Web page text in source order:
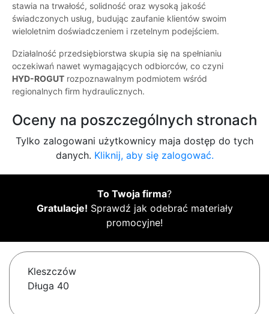
stawia na trwałość, solidność oraz wysoką jakość
świadczonych usług, budując zaufanie klientów swoim
wieloletnim doświadczeniem i rzetelnym podejściem.
Działalność przedsiębiorstwa skupia się na spełnianiu
oczekiwań nawet wymagających odbiorców, co czyni
HYD-ROGUT rozpoznawalnym podmiotem wśród
regionalnych firm hydraulicznych.
Oceny na poszczególnych stronach
Tylko zalogowani użytkownicy maja dostęp do tych
danych. Kliknij, aby się zalogować.
To Twoja firma?
Gratulacje! Sprawdź jak odebrać materiały
promocyjne!
Kleszczów
Długa 40